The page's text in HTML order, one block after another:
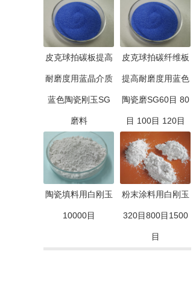
皮克球拍碳板提高
耐磨度用蓝晶介质
蓝色陶瓷刚玉SG
磨料
皮克球拍碳纤维板
提高耐磨度用蓝色
陶瓷磨SG60目 80
目 100目 120目
陶瓷填料用白刚玉
10000目
粉末涂料用白刚玉
320目800目1500
目